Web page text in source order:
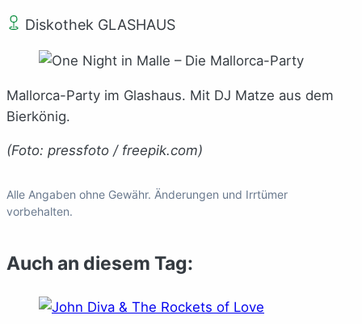
Diskothek GLASHAUS
Mallorca-Party im Glashaus. Mit DJ Matze aus dem
Bierkönig.
(Foto: pressfoto / freepik.com)
Alle Angaben ohne Gewähr. Änderungen und Irrtümer
vorbehalten.
Auch an diesem Tag: